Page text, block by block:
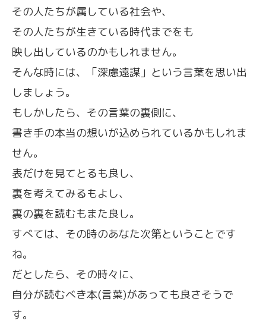
その人たちが属している社会や、
その人たちが生きている時代までをも
映し出しているのかもしれません。
そんな時には、「深慮遠謀」という言葉を思い出
しましょう。
もしかしたら、その言葉の裏側に、
書き手の本当の想いが込められているかもしれま
せん。
表だけを見てとるも良し、
裏を考えてみるもよし、
裏の裏を読むもまた良し。
すべては、その時のあなた次第ということです
ね。
だとしたら、その時々に、
自分が読むべき本(言葉)があっても良さそうで
す。